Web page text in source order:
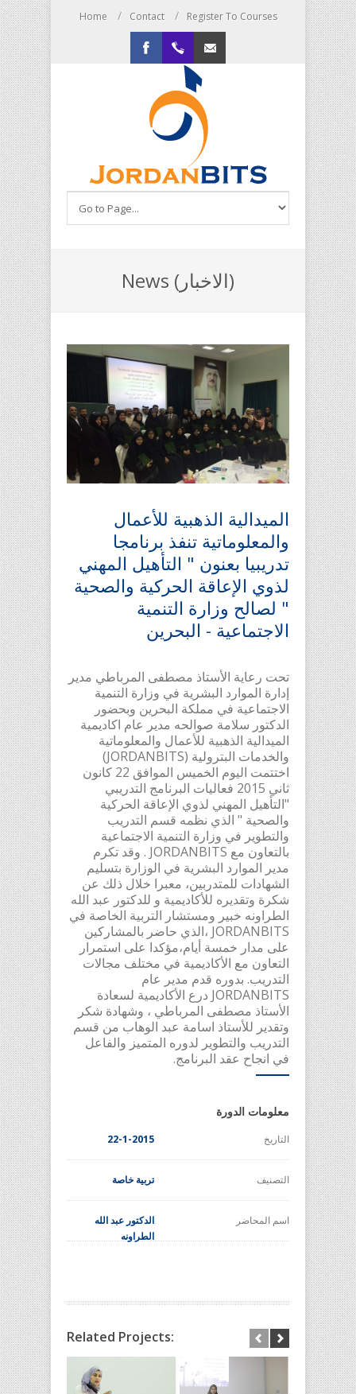
Home / Contact / Register To Courses
/ Admin LogIn
+96265520402info@jordanbits.com
News (الاخبار)
الميدالية الذهبية للأعمال
والمعلوماتية تنفذ برنامجا
تدريبيا بعنون " التأهيل المهني
لذوي الإعاقة الحركية والصحية
" لصالح وزارة التنمية
الاجتماعية - البحرين
تحت رعاية الأستاذ مصطفى المرباطي مدير
إدارة الموارد البشرية في وزارة التنمية
الاجتماعية في مملكة البحرين وبحضور
الدكتور سلامة صوالحه مدير عام اكاديمية
الميدالية الذهبية للأعمال والمعلوماتية
والخدمات البترولية (JORDANBITS)
اختتمت اليوم الخميس الموافق 22 كانون
ثاني 2015 فعاليات البرنامج التدريبي
"التأهيل المهني لذوي الإعاقة الحركية
والصحية " الذي نظمه قسم التدريب
والتطوير في وزارة التنمية الاجتماعية
بالتعاون مع JORDANBITS . وقد تكرم
مدير الموارد البشرية في الوزارة بتسليم
الشهادات للمتدربين، معبرا خلال ذلك عن
شكرة وتقديره للأكاديمية و للدكتور عبد الله
الطراونه خبير ومستشار التربية الخاصة في
JORDANBITS ،الذي حاضر بالمشاركين
على مدار خمسة أيام،مؤكدا على استمرار
التعاون مع الأكاديمية في مختلف مجالات
التدريب. بدوره قدم مدير عام
JORDANBITS درع الأكاديمية لسعادة
الأستاذ مصطفى المرباطي ، وشهادة شكر
وتقدير للأستاذ اسامة عبد الوهاب من قسم
التدريب والتطوير لدوره المتميز والفاعل
في انجاح عقد البرنامج.
معلومات الدورة
22-1-2015 التاريخ
تربية خاصة التصنيف
الدكتور عبد الله
الطراونه
اسم المحاضر
Related Projects: